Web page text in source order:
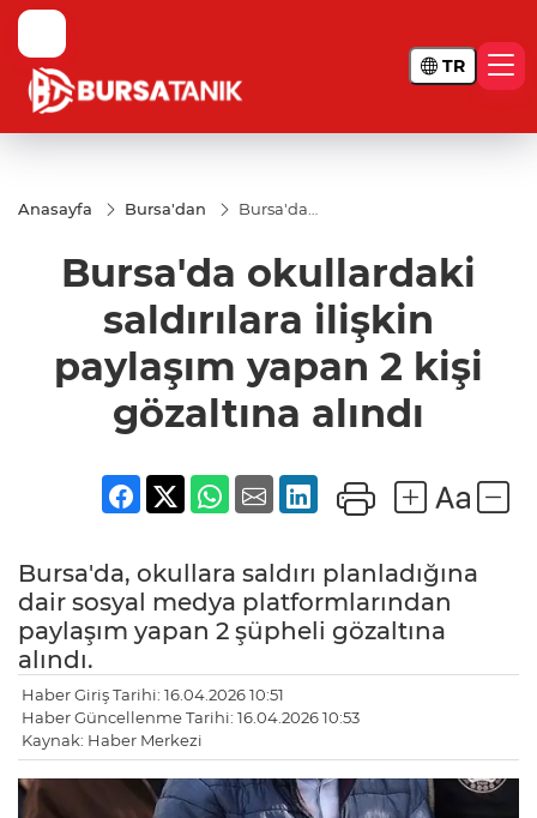
TR
Anasayfa Bursa'dan
Bursa'da
ilişkin
paylaşım
kişi
alındı
Bursa'da okullardaki
saldırılara ilişkin
paylaşım yapan 2 kişi
gözaltına alındı
Bursa'da, okullara saldırı planladığına
dair sosyal medya platformlarından
paylaşım yapan 2 şüpheli gözaltına
alındı.
Haber Giriş Tarihi: 16.04.2026 10:51
Haber Güncellenme Tarihi: 16.04.2026 10:53
Kaynak: Haber Merkezi